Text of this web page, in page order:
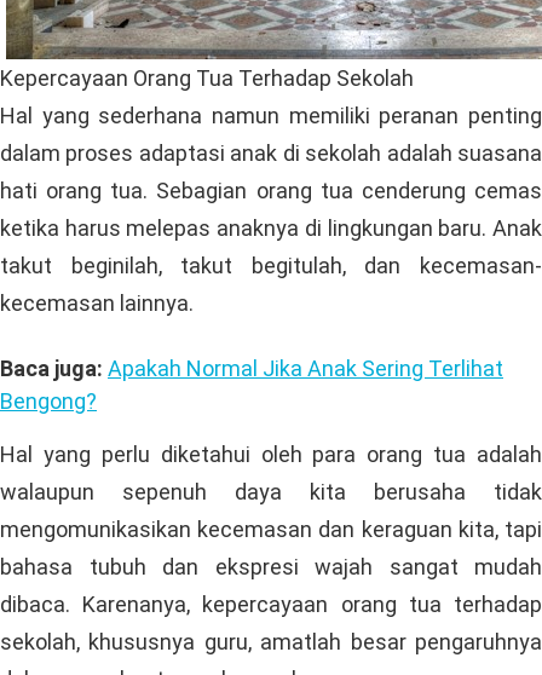
Kepercayaan Orang Tua Terhadap Sekolah
Hal yang sederhana namun memiliki peranan penting
dalam proses adaptasi anak di sekolah adalah suasana
hati orang tua. Sebagian orang tua cenderung cemas
ketika harus melepas anaknya di lingkungan baru. Anak
takut beginilah, takut begitulah, dan kecemasan-
kecemasan lainnya.
Baca juga: Apakah Normal Jika Anak Sering Terlihat
Bengong?
Hal yang perlu diketahui oleh para orang tua adalah
walaupun sepenuh daya kita berusaha tidak
mengomunikasikan kecemasan dan keraguan kita, tapi
bahasa tubuh dan ekspresi wajah sangat mudah
dibaca. Karenanya, kepercayaan orang tua terhadap
sekolah, khususnya guru, amatlah besar pengaruhnya